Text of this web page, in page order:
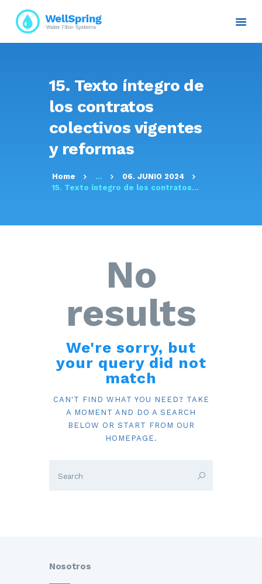
15. Texto íntegro de
los contratos
colectivos vigentes
y reformas
Home ...
06. JUNIO 2024
15. Texto íntegro de los contratos...
INICIO
NOSOTROS
PLANES Y PROYECTOS
SERVICIOS
ATENCIÓN AL CLIENTE
RESOLUCIONES
No
results
We're sorry, but
your query did not
match
CAN'T FIND WHAT YOU NEED? TAKE
A MOMENT AND DO A SEARCH
BELOW OR START FROM OUR
HOMEPAGE .
Nosotros